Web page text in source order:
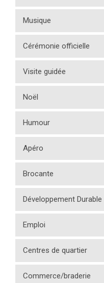
Musique
Cérémonie officielle
Visite guidée
Noël
Humour
Apéro
Brocante
Développement Durable
Emploi
Centres de quartier
Commerce/braderie